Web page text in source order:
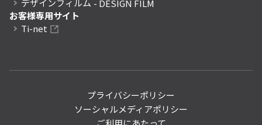
デザインフィルム - DESIGN FILM
お客様専用サイト
Ti-net
プライバシーポリシー
ソーシャルメディアポリシー